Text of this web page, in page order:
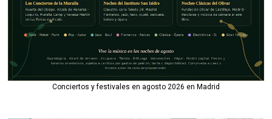
Conciertos y festivales en agosto 2026 en Madrid